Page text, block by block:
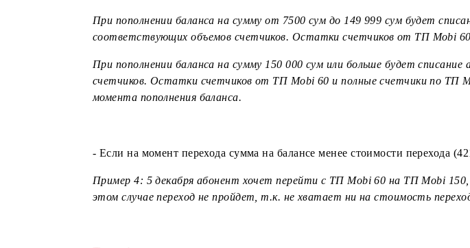
- Если на момент перехода на балансеесть только сумма
но номер попадает в блокировку по недостаточности средств
месяц или сутки (с начислением соответствующих объемов
Пример 3: 5 декабря абонент хочет перейти с ТП Mobi 60 на
При пополнении баланса на сумму от 7500 сум до 149 999 сум
соответствующих объемов счетчиков. Остатки счетчиков от